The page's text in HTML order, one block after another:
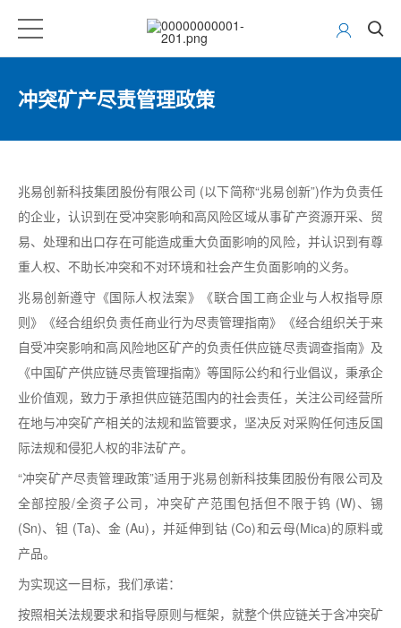
冲突矿产尽责管理政策
兆易创新科技集团股份有限公司 (以下简称“兆易创新”)作为负责任
的企业，认识到在受冲突影响和高风险区域从事矿产资源开采、贸
易、处理和出口存在可能造成重大负面影响的风险，并认识到有尊
重人权、不助长冲突和不对环境和社会产生负面影响的义务。
兆易创新遵守《国际人权法案》《联合国工商企业与人权指导原
则》《经合组织负责任商业行为尽责管理指南》《经合组织关于来
自受冲突影响和高风险地区矿产的负责任供应链尽责调查指南》及
《中国矿产供应链尽责管理指南》等国际公约和行业倡议，秉承企
业价值观，致力于承担供应链范围内的社会责任，关注公司经营所
在地与冲突矿产相关的法规和监管要求，坚决反对采购任何违反国
际法规和侵犯人权的非法矿产。
“冲突矿产尽责管理政策”适用于兆易创新科技集团股份有限公司及
全部控股/全资子公司，冲突矿产范围包括但不限于钨 (W)、锡
(Sn)、钽 (Ta)、金 (Au) ，并延伸到钴 (Co)和云母(Mica)的原料或
产品。
为实现这一目标，我们承诺：
按照相关法规要求和指导原则与框架，就整个供应链关于含冲突矿